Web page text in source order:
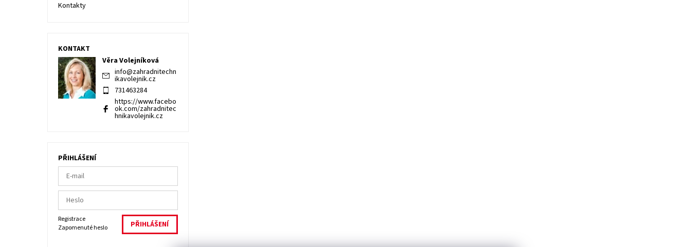
Kontakty
KONTAKT
Věra Volejníková
info@zahradnitechn
ikavolejnik.cz
731463284
https://www.facebo
ok.com/zahradnitec
hnikavolejnik.cz
PŘIHLÁŠENÍ
Registrace
Zapomenuté heslo